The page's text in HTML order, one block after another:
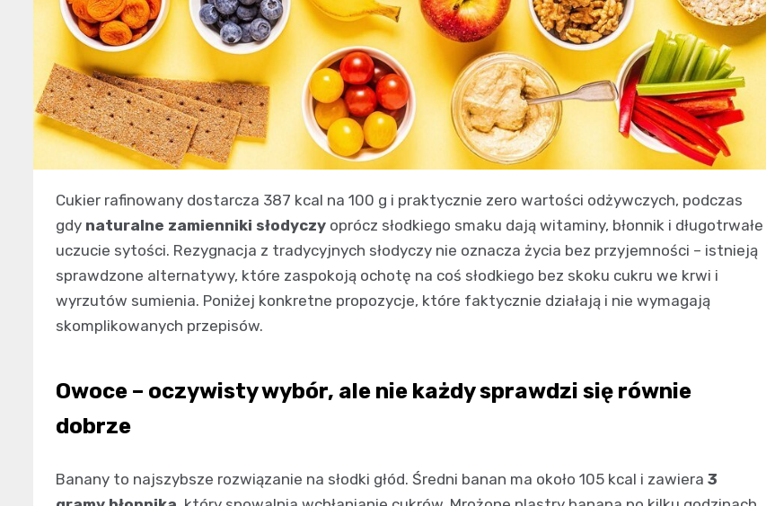
Cukier rafinowany dostarcza 387 kcal na 100 g i praktycznie zero wartości odżywczych, podczas
gdy naturalne zamienniki słodyczy oprócz słodkiego smaku dają witaminy, błonnik i długotrwałe
uczucie sytości. Rezygnacja z tradycyjnych słodyczy nie oznacza życia bez przyjemności – istnieją
sprawdzone alternatywy, które zaspokoją ochotę na coś słodkiego bez skoku cukru we krwi i
wyrzutów sumienia. Poniżej konkretne propozycje, które faktycznie działają i nie wymagają
skomplikowanych przepisów.
Owoce – oczywisty wybór, ale nie każdy sprawdzi się równie
dobrze
Banany to najszybsze rozwiązanie na słodki głód. Średni banan ma około 105 kcal i zawiera 3